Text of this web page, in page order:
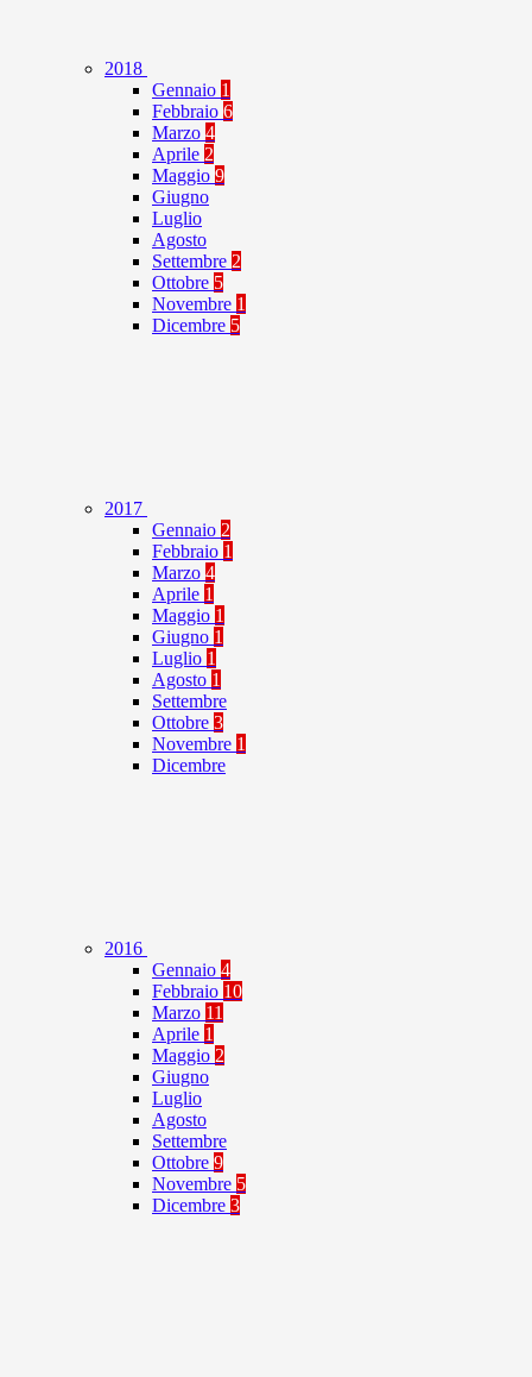
2018
Gennaio 1
Febbraio 6
Marzo 4
Aprile 2
Maggio 9
Giugno
Luglio
Agosto
Settembre 2
Ottobre 5
Novembre 1
Dicembre 5
2017
Gennaio 2
Febbraio 1
Marzo 4
Aprile 1
Maggio 1
Giugno 1
Luglio 1
Agosto 1
Settembre
Ottobre 3
Novembre 1
Dicembre
2016
Gennaio 4
Febbraio 10
Marzo 11
Aprile 1
Maggio 2
Giugno
Luglio
Agosto
Settembre
Ottobre 9
Novembre 5
Dicembre 3